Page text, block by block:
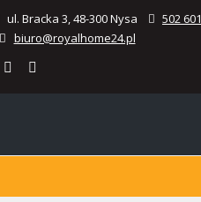
ul. Bracka 3, 48-300 Nysa
502 601
biuro@royalhome24.pl